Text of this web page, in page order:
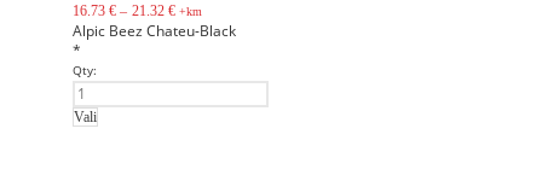
16.73€ – 21.32 € +km
Alpic Beez Chateu-Black
*
Qty:
Vali